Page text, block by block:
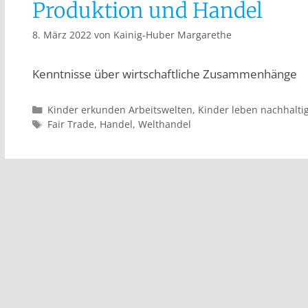
Produktion und Handel
8. März 2022 von Kainig-Huber Margarethe
Kenntnisse über wirtschaftliche Zusammenhänge
Kinder erkunden Arbeitswelten, Kinder leben
Fair Trade, Handel, Welthandel